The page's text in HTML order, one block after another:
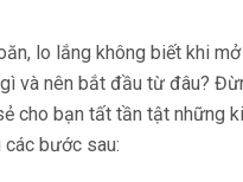
lo lắng không biết khi
và nên bắt đầu từ đâu?
cho bạn tất tần tật những
bước sau: